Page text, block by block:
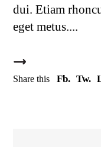
dui. Etiam
eget metus.
Share this Fb. Tw.